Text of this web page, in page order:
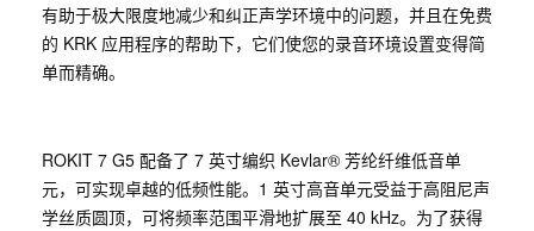
有助于极大限度地减少和纠正声学环境中的问题，并且在免费
的 KRK 应用程序的帮助下，它们使您的录音环境设置变得简
单而精确。
ROKIT 7 G5 配备了 7 英寸编织 Kevlar® 芳纶纤维低音单
元，可实现卓越的低频性能。1 英寸高音单元受益于高阻尼声
学丝质圆顶，可将频率范围平滑地扩展至 40 kHz。为了获得